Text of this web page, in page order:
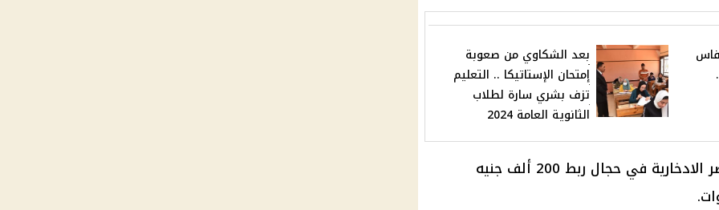
بعد الشكاوي من صعوبة
إمتحان الإستاتيكا .. التعليم
تزف بشري سارة لطلاب
الثانوية العامة 2024
الادخارية في حجال ربط 200 ألف جنيه